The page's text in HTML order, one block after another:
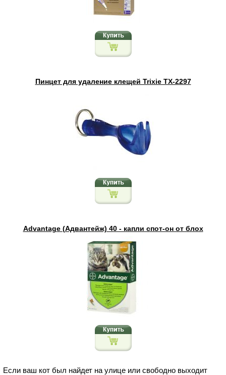
Пинцет для удаление клещей Trixie TX-2297
Advantage (Адвантейж) 40 - капли спот-он от блох
Если ваш кот был найдет на улице или свободно выходит